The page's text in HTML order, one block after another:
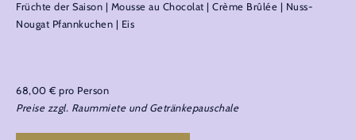
Früchte der Saison | Mousse au Chocolat | Crème Brûlée | Nuss-
Nougat Pfannkuchen | Eis
68,00 € pro Person
Preise zzgl. Raummiete und Getränkepauschale